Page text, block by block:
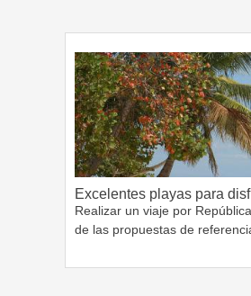
Excelentes playas para
Realizar un viaje por
de las propuestas de